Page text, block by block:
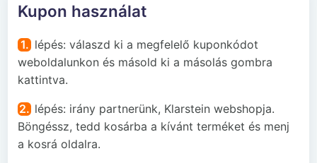
Kupon használat
1. lépés: válaszd ki a megfelelő kuponkódot
weboldalunkon és másold ki a másolás gombra
kattintva.
2. lépés: irány partnerünk, Klarstein webshopja.
Böngéssz, tedd kosárba a kívánt terméket és menj
a kosrá oldalra.